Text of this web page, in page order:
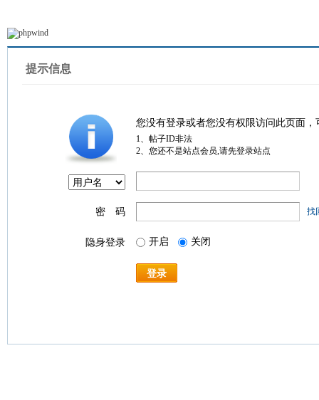
提示信息
您没有登录或者您没有权限访问此页面
1、帖子ID非法
2、您还不是站点会员,请先登录站点
密 码 找
隐身登录 开启 关闭
登录